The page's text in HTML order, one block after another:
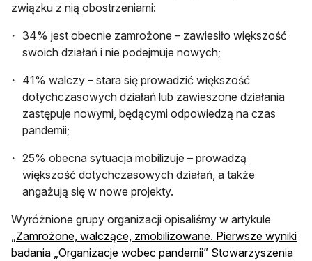
związku z nią obostrzeniami:
34% jest obecnie zamrożone – zawiesiło większość
swoich działań i nie podejmuje nowych;
41% walczy – stara się prowadzić większość
dotychczasowych działań lub zawieszone działania
zastępuje nowymi, będącymi odpowiedzą na czas
pandemii;
25% obecna sytuacja mobilizuje – prowadzą
większość dotychczasowych działań, a także
angażują się w nowe projekty.
Wyróżnione grupy organizacji opisaliśmy w artykule
„Zamrożone, walczące, zmobilizowane. Pierwsze wyniki
badania „Organizacje wobec pandemii” Stowarzyszenia